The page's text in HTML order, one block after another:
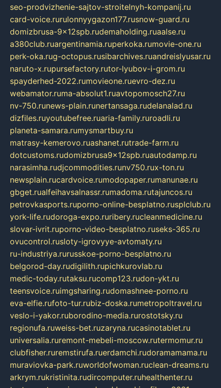
seo-prodvizhenie-sajtov-stroitelnyh-kompanij.ru
card-voice.rurulonnyygazon177.rusnow-guard.ru
domizbrusa-9x12spb.rudemaholding.ruaalse.ru
a380club.ruargentinamia.ruperkoka.rumovie-one.ru
perk-oka.rug-octopus.rusibarchives.ruandreislyusar.ru
naruto-x.rupursefactory.rutor-lyubov-i-grom.ru
spayderhed-2022.rumovieone.ruevro-dez.ru
webamator.ruma-absolut1.ruavtopomosch27.ru
nv-750.runews-plain.runertansaga.rudelanalad.ru
dizfiles.ruyoutubefree.ruaria-family.ruroadli.ru
planeta-samara.rumysmartbuy.ru
matrasy-kemerovo.ruashanet.rutrade-farm.ru
dotcustoms.rudomizbrusa9x12spb.ruautodamp.ru
narasimha.rudjcommodities.runv750.rux-ton.ru
newsplain.rucardvoice.rumodopaper.rumanunae.ru
gbget.rualfeihavsalnassr.rumadoma.rutajuncos.ru
petrovkasports.ruporno-online-besplatno.rusplclub.ru
york-life.rudoroga-expo.ruribery.rucleanmedicine.ru
slovar-ivrit.ruporno-video-besplatno.ruseks-365.ru
ovucontrol.rusloty-igrovyye-avtomaty.ru
ru-industriya.rurusskoe-porno-besplatno.ru
belgorod-day.rudigilith.rupichkurovlab.ru
medic-today.rutaksu.rucomp123.rudon-ykt.ru
teensvoice.ruimgsharing.rudomashnee-porno.ru
eva-elfie.rufoto-tur.rubiz-doska.rumetropoltravel.ru
veslo-i-yakor.ruborodino-media.rurostotsky.ru
regionufa.ruweiss-bet.ruzaryna.rucasinotablet.ru
universalia.ruremont-mebeli-moscow.rutermomur.ru
clubfisher.ruremstirufa.ruerdamchi.rudoramamama.ru
muraviovka-park.ruworldofwoman.ruclean-dreams.ru
arkrym.rukristinita.rudircomputer.ruhealthenter.ru